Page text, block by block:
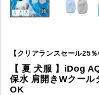
【クリアランスセール25％
【 夏 犬服 】iDog
保水 肩開きWクール
OK